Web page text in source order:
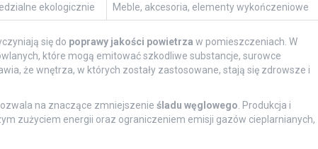
ekologicznie Meble, akcesoria, elementy wykończeniowe
się do poprawy jakości powietrza w pomieszczeniach. W
które mogą emitować szkodliwe substancje, surowce
że wnętrza, w których zostały zastosowane, stają się zdrowsze i
na znaczące zmniejszenie śladu węglowego . Produkcja i
zużyciem energii oraz ograniczeniem emisji gazów cieplarnianych,